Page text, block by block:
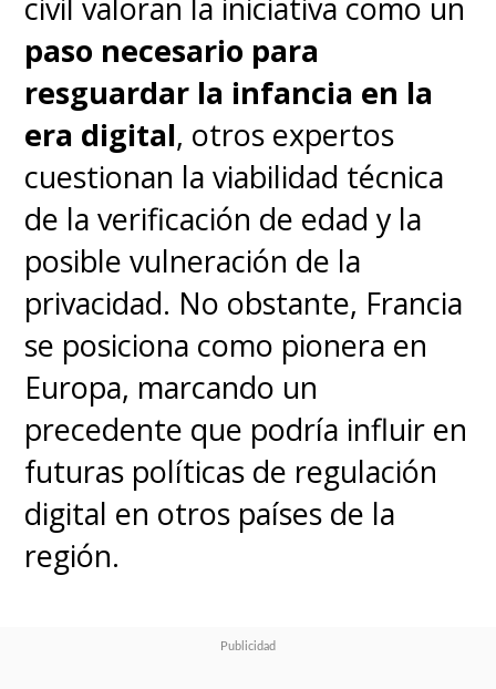
civil valoran la iniciativa como un
paso necesario para
resguardar la infancia en la
era digital, otros expertos
cuestionan la viabilidad técnica
de la verificación de edad y la
posible vulneración de la
privacidad. No obstante, Francia
se posiciona como pionera en
Europa, marcando un
precedente que podría influir en
futuras políticas de regulación
digital en otros países de la
región.